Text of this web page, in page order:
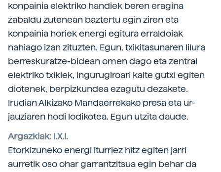
konpainia elektriko handiek beren eragina
zabaldu zutenean baztertu egin ziren eta
konpainia horiek energi egitura erraldoiak
nahiago izan zituzten. Egun, txikitasunaren lilura
berreskuratze-bidean omen dago eta zentral
elektriko txikiek, ingurugiroari kalte gutxi egiten
diotenek, berpizkundea ezagutu dezakete.
Irudian Alkizako Mandaerrekako presa eta ur-
jauziaren hodi lodikotea. Egun utzita daude.
Argazkiak: I.X.I.
Etorkizuneko energi iturriez hitz egiten jarri
aurretik oso ohar garrantzitsua egin behar da